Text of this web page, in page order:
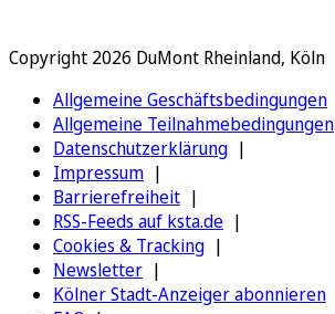
Copyright 2026 DuMont Rheinland, Köln
Allgemeine Geschäftsbedingungen
Allgemeine Teilnahmebedingungen
Datenschutzerklärung
Impressum
Barrierefreiheit
RSS-Feeds auf ksta.de
Cookies & Tracking
Newsletter
Kölner Stadt-Anzeiger abonnieren